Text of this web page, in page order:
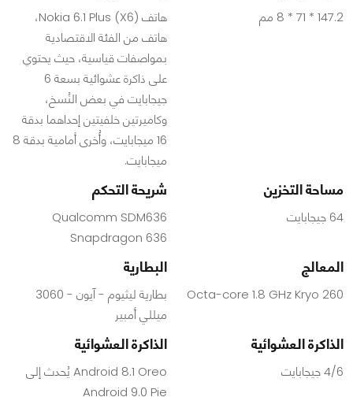
147.2 * 71 * 8 مم
هاتف Nokia 6.1 Plus (X6)،
هاتف من الفئة الاقتصادية
بمواصفات قياسية، حيث يحتوي
على ذاكرة عشوائية بسعة 6
جيجابايت في بعض النُسخ،
وكاميرتين خلفيتين إحداهما بدقة
16 ميجابايت، وأُخرى أمامية بدقة 8
ميجابايت.
مساحة التخزين
64 جيجابايت
شريحة التحكم
Qualcomm SDM636
Snapdragon 636
المعالج
Octa-core 1.8 GHz Kryo 260
البطارية
بطارية ليثيوم - آيون - 3060
ميللي أمبير
الذاكرة العشوائية
4/6 جيجابايت
الذاكرة العشوائية
Android 8.1 Oreo يُحدث إلى
Android 9.0 Pie